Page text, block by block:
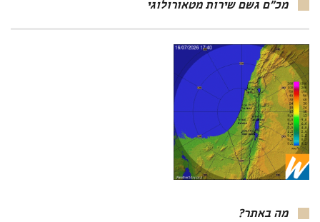
מכ"ם גשם שירות מטאורולוגי
מה באתר?